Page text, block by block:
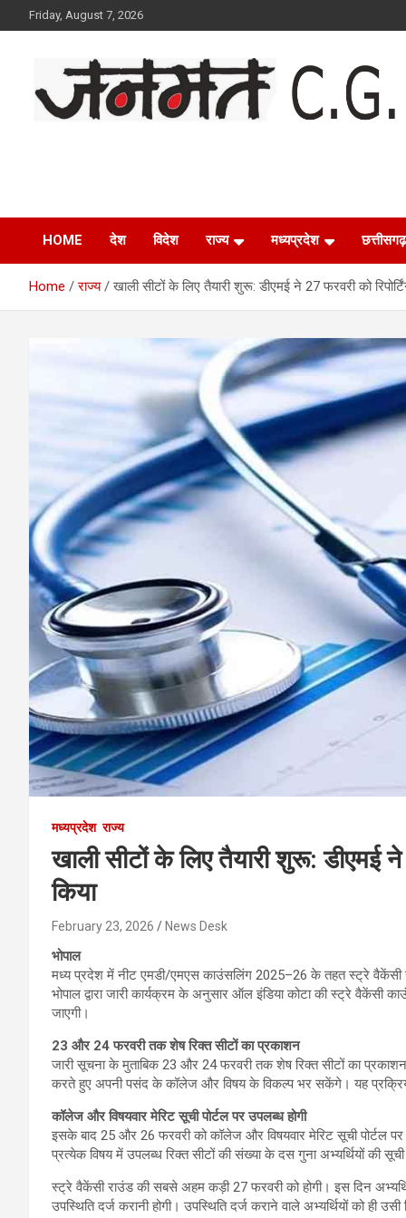
to
Friday, August 7, 2026
HOME देश विदेश राज्य मध्यप्रदेश छत्तीसगढ़
Home राज्य खाली सीटों के लिए तैयारी शुरू: डीएमई ने 27 फरवरी को
मध्यप्रदेश राज्य
खाली सीटों के लिए तैयारी शुरू: डीएमई ने
किया
February 23, 2026 News Desk
भोपाल
मध्य प्रदेश में नीट एमडी/एमएस काउंसलिंग 2025–26 के तहत स्ट्रे वैकेंसी
भोपाल द्वारा जारी कार्यक्रम के अनुसार ऑल इंडिया कोटा की स्ट्रे वैकेंसी
जाएगी।
23 और 24 फरवरी तक शेष रिक्त सीटों का प्रकाशन
जारी सूचना के मुताबिक 23 और 24 फरवरी तक शेष रिक्त सीटों का
करते हुए अपनी पसंद के कॉलेज और विषय के विकल्प भर सकेंगे। यह
कॉलेज और विषयवार मेरिट सूची पोर्टल पर उपलब्ध होगी
इसके बाद 25 और 26 फरवरी को कॉलेज और विषयवार मेरिट सूची पोर्टल
प्रत्येक विषय में उपलब्ध रिक्त सीटों की संख्या के दस गुना अभ्यर्थियों की
स्ट्रे वैकेंसी राउंड की सबसे अहम कड़ी 27 फरवरी को होगी। इस दिन
उपस्थिति दर्ज करानी होगी। उपस्थिति दर्ज कराने वाले अभ्यर्थियों को ही